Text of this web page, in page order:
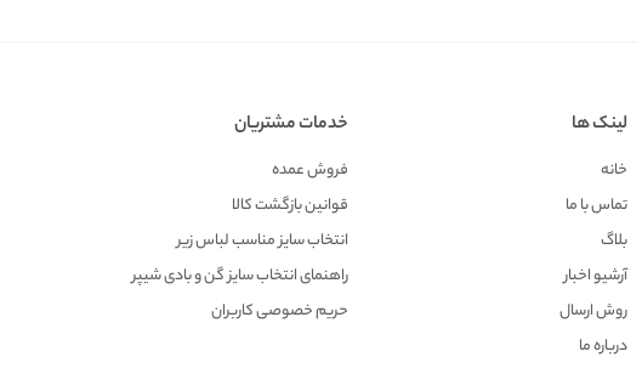
لینک ها
خانه
تماس با ما
بلاگ
آرشیو اخبار
روش ارسال
درباره ما
خدمات مشتریان
فروش عمده
قوانین بازگشت کالا
انتخاب سایز مناسب لباس زیر
راهنمای انتخاب سایز گن و بادی شیپر
حریم خصوصی کاربران